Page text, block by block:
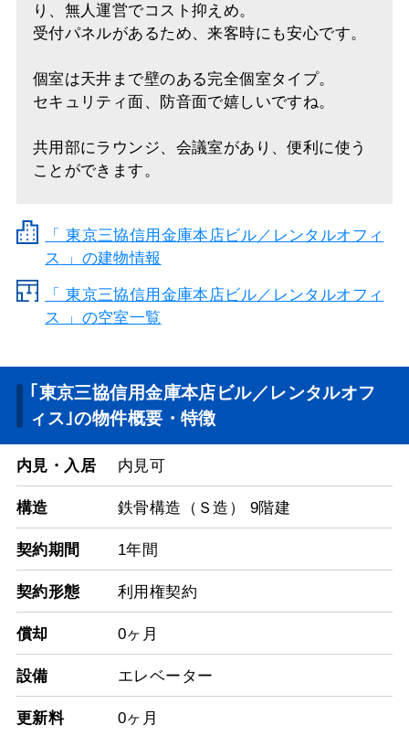
り、無人運営でコスト抑えめ。
受付パネルがあるため、来客時にも安心です。
個室は天井まで壁のある完全個室タイプ。
セキュリティ面、防音面で嬉しいですね。
共用部にラウンジ、会議室があり、便利に使う
ことができます。
「東京三協信用金庫本店ビル／レンタルオフィ
ス
」の建物情報
「 東京三協信用金庫本店ビル／レンタルオフィ
ス 」の空室一覧
｢東京三協信用金庫本店ビル／レンタルオフ
ィス｣の物件概要・特徴
内見・入居 内見可
構造 鉄骨構造（Ｓ造） 9階建
契約期間 1年間
契約形態 利用権契約
償却 0ヶ月
設備 エレベーター
更新料 0ヶ月